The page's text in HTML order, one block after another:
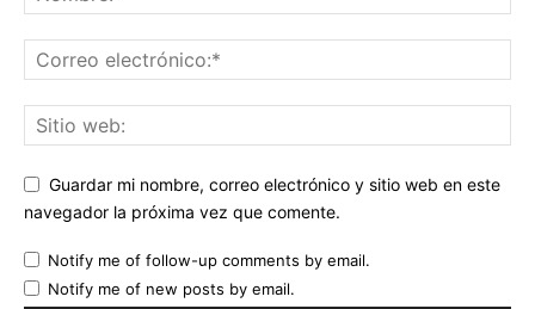
Guardar mi nombre, correo electrónico y sitio web en este
navegador la próxima vez que comente.
Notify me of follow-up comments by email.
Notify me of new posts by email.